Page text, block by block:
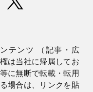
テンツ （記事・広
は当社に帰属してお
に無断で転載・転用
場合は、リンクを貼